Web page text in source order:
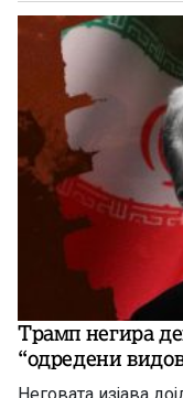
Трамп негира
“одредени